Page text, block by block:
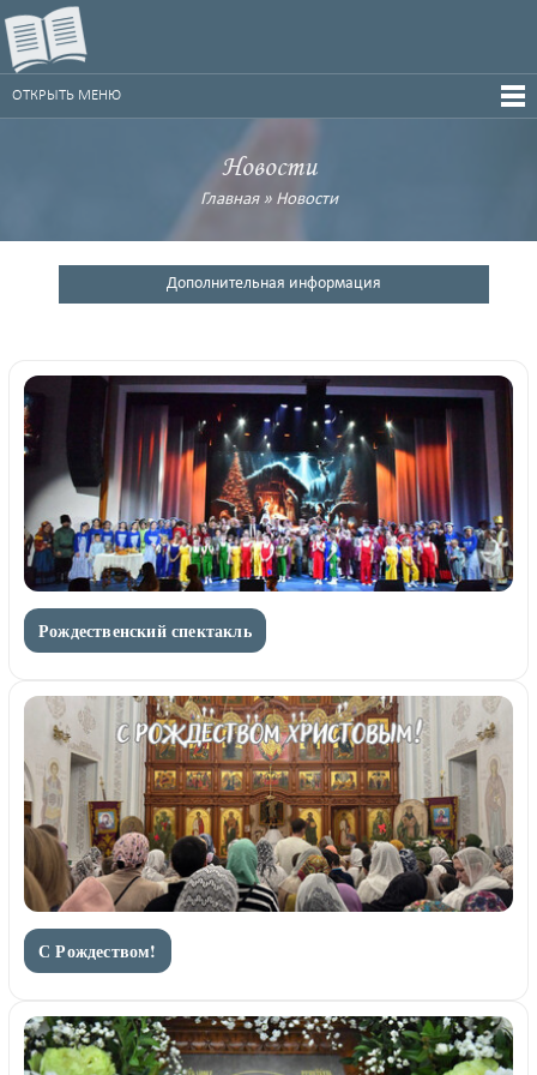
ОТКРЫТЬ МЕНЮ
Новости
Главная» Новости
Дополнительная информация
Рождественский спектакль
С Рождеством!